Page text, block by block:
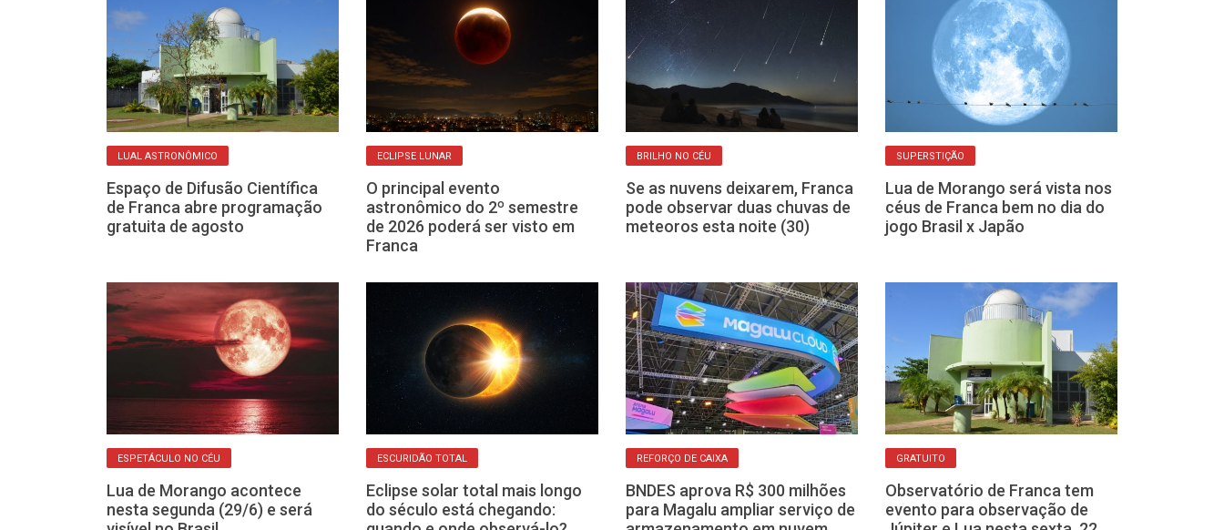
LUAL ASTRONÔMICO
Espaço de Difusão Científica
de Franca abre programação
gratuita de agosto
ECLIPSE LUNAR
O principal evento
astronômico do 2º semestre
de 2026 poderá ser visto em
Franca
BRILHO NO CÉU
Se as nuvens deixarem, Franca
pode observar duas chuvas de
meteoros esta noite (30)
SUPERSTIÇÃO
Lua de Morango será vista nos
céus de Franca bem no dia do
jogo Brasil x Japão
ESPETÁCULO NO CÉU
Lua de Morango acontece
nesta segunda (29/6) e será
ESCURIDÃO TOTAL
Eclipse solar total mais longo
do século está chegando:
REFORÇO DE CAIXA
BNDES aprova R$ 300 milhões
para Magalu ampliar serviço de
GRATUITO
Observatório de Franca tem
evento para observação de